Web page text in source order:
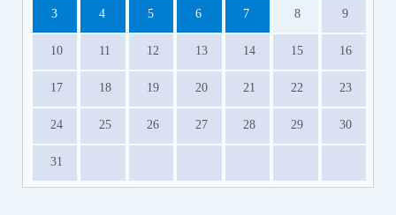
3 4 5 6 7 8 9
10 11 12 13 14 15 16
17 18 19 20 21 22 23
24 25 26 27 28 29 30
31